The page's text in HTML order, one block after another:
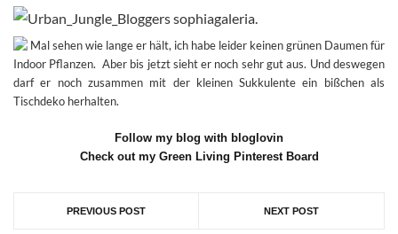
Follow my blog with bloglovin
Check out my Green Living Pinterest Board
PREVIOUS POST NEXT POST